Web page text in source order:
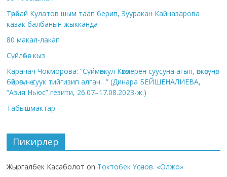
Төрөбай Кулатов шым таап берип, Зууракан Кайназарова
казак балбанын жыкканда
80 макал-лакап
Сүйлөбөс кыз
Карачач Чокморова: “Сүймөнкул Көкөмерен суусуна агып, өпкөсүнө,
бөйрөгүнө суук тийгизип алган…” (Динара БЕЙШЕНАЛИЕВА,
“Азия Ньюс” гезити, 26.07–17.08.2023-ж.)
Табышмактар
Пикирлер
Жыргалбек Касаболот on Токтобек Үсөнов. «Олжо»